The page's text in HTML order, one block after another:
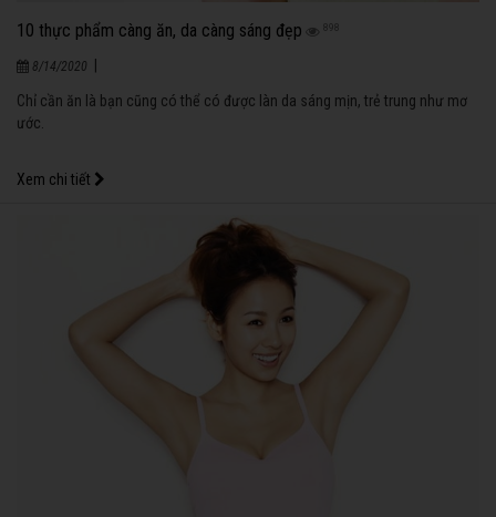
10 thực phẩm càng ăn, da càng sáng đẹp 898
8/14/2020
Chỉ cần ăn là bạn cũng có thể có được làn da sáng mịn, trẻ trung như mơ
ước.
Xem chi tiết